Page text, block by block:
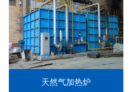
天然气加热炉